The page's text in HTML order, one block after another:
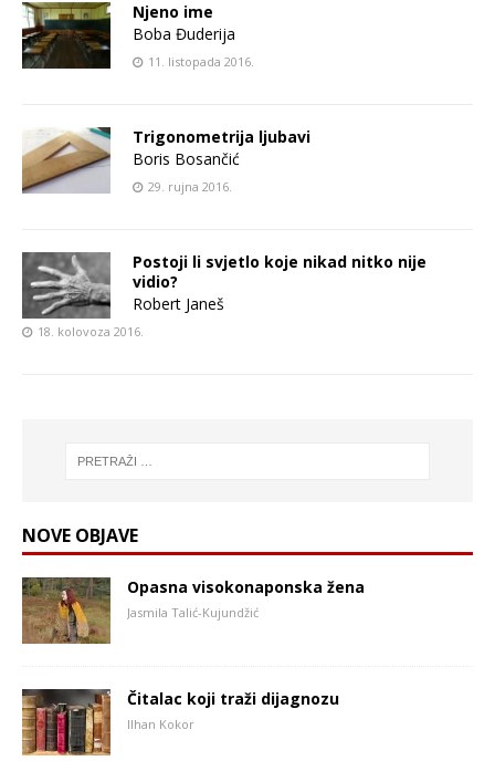
Njeno ime
Boba Đuderija
11. listopada 2016.
Trigonometrija ljubavi
Boris Bosančić
29. rujna 2016.
Postoji li svjetlo koje nikad nitko nije
vidio?
Robert Janeš
18. kolovoza 2016.
NOVE OBJAVE
Opasna visokonaponska žena
Jasmila Talić-Kujundžić
Čitalac koji traži dijagnozu
Ilhan Kokor